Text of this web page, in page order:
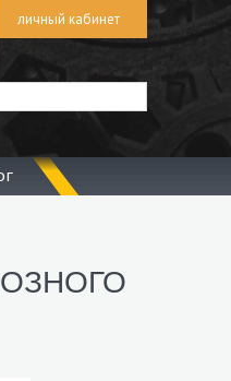
личный кабинет